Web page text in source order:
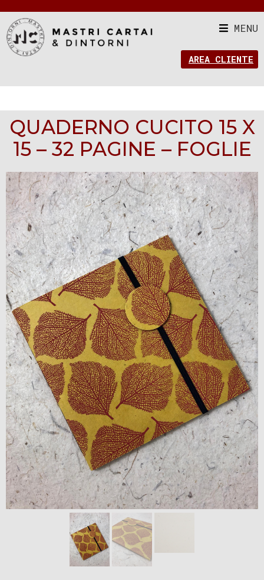
MENU
AREA CLIENTE
QUADERNO CUCITO 15 X
15 – 32 PAGINE – FOGLIE